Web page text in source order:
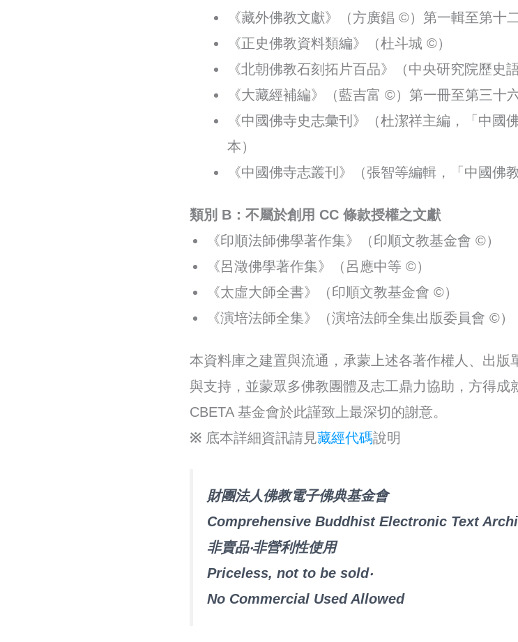
《藏外佛教文獻》（方廣錩 ©）第一輯至第十
《正史佛教資料類編》（杜斗城 ©）
《北朝佛教石刻拓片百品》（中央研究院歷史
《大藏經補編》（藍吉富 ©）第一冊至第三十
《中國佛寺史志彙刊》（杜潔祥主編，「中國
本）
《中國佛寺志叢刊》（張智等編輯，「中國佛
類別 B：不屬於創用 CC 條款授權之文獻
《印順法師佛學著作集》（印順文教基金會 ©）
《呂澂佛學著作集》（呂應中等 ©）
《太虛大師全書》（印順文教基金會 ©）
《演培法師全集》（演培法師全集出版委員會 ©）
本資料庫之建置與流通，承蒙上述各著作權人、出
與支持，並蒙眾多佛教團體及志工鼎力協助，方得成
CBETA 基金會於此謹致上最深切的謝意。
※ 底本詳細資訊請見藏經代碼說明
財團法人佛教電子佛典基金會
Comprehensive Buddhist Electronic Text
非賣品‧非營利性使用
Priceless, not to be sold‧
No Commercial Used Allowed